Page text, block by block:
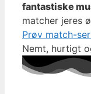
fantastiske
matcher jeres
Prøv match-
Nemt, hurtigt